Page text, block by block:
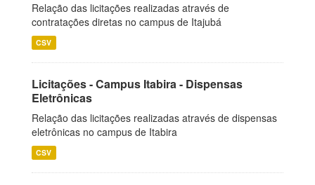
Relação das licitações realizadas através de
contratações diretas no campus de Itajubá
CSV
Licitações - Campus Itabira - Dispensas
Eletrônicas
Relação das licitações realizadas através de dispensas
eletrônicas no campus de Itabira
CSV